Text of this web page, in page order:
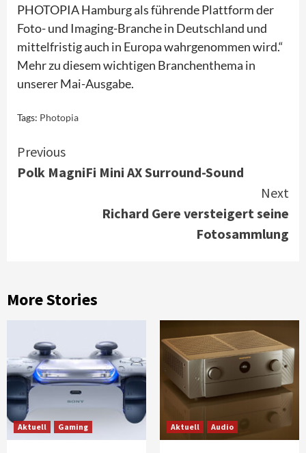
PHOTOPIA Hamburg als führende Plattform der
Foto- und Imaging-Branche in Deutschland und
mittelfristig auch in Europa wahrgenommen wird.“
Mehr zu diesem wichtigen Branchenthema in
unserer Mai-Ausgabe.
Tags: Photopia
Continue
Reading
Previous
Polk MagniFi Mini AX Surround-Sound
Next
Richard Gere versteigert seine
Fotosammlung
More Stories
Aktuell Gaming Aktuell Audio